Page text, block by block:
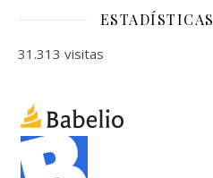
31.313 visitas